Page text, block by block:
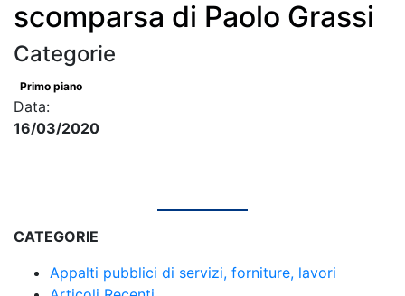
scomparsa di Paolo Grassi
Categorie
Primo piano
Data:
16/03/2020
CATEGORIE
Appalti pubblici di servizi, forniture, lavori